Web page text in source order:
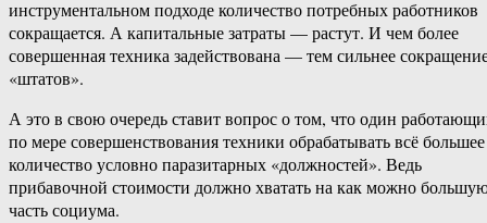
инструментальном подходе количество потребных работников
сокращается. А капитальные затраты — растут. И чем более
совершенная техника задействована — тем сильнее
«штатов».
А это в свою очередь ставит вопрос о том, что один
по мере совершенствования техники обрабатывать всё большее
количество условно паразитарных «должностей». Ведь
прибавочной стоимости должно хватать на как можно
часть социума.